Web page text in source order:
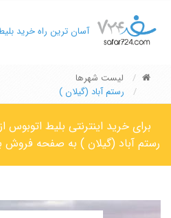
آسان ترین راه خرید
لیست شهرها
رستم آباد (گیلان )
برای خرید اینترنتی بلیط اتوبوس
رستم آباد (گیلان ) به صفحه فروش